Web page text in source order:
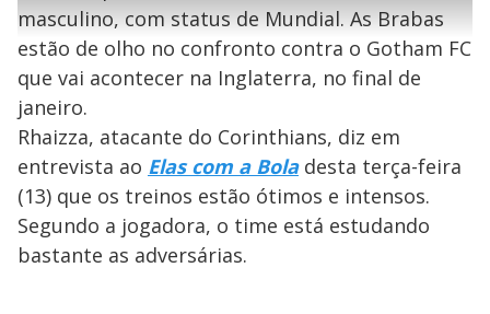
a
y
V
i
g
u
e
g
n
d
u
d
r
masculino, com status de Mundial. As Brabas
estão de olho no confronto contra o Gotham FC
que vai acontecer na Inglaterra, no final de
janeiro.
Rhaizza, atacante do Corinthians, diz em
entrevista ao Elas com a Boladesta terça-feira
(13) que os treinos estão ótimos e intensos.
Segundo a jogadora, o time está estudando
bastante as adversárias.